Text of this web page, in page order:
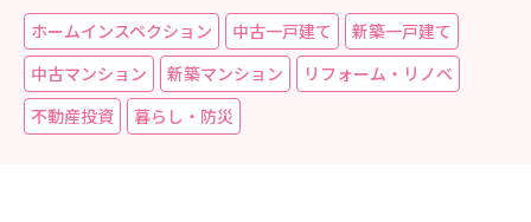
ホームインスペクション 中古一戸建て
新築一戸建て
中古マンション
新築マンション
リフォーム・リノベ
不動産投資
暮らし・防災